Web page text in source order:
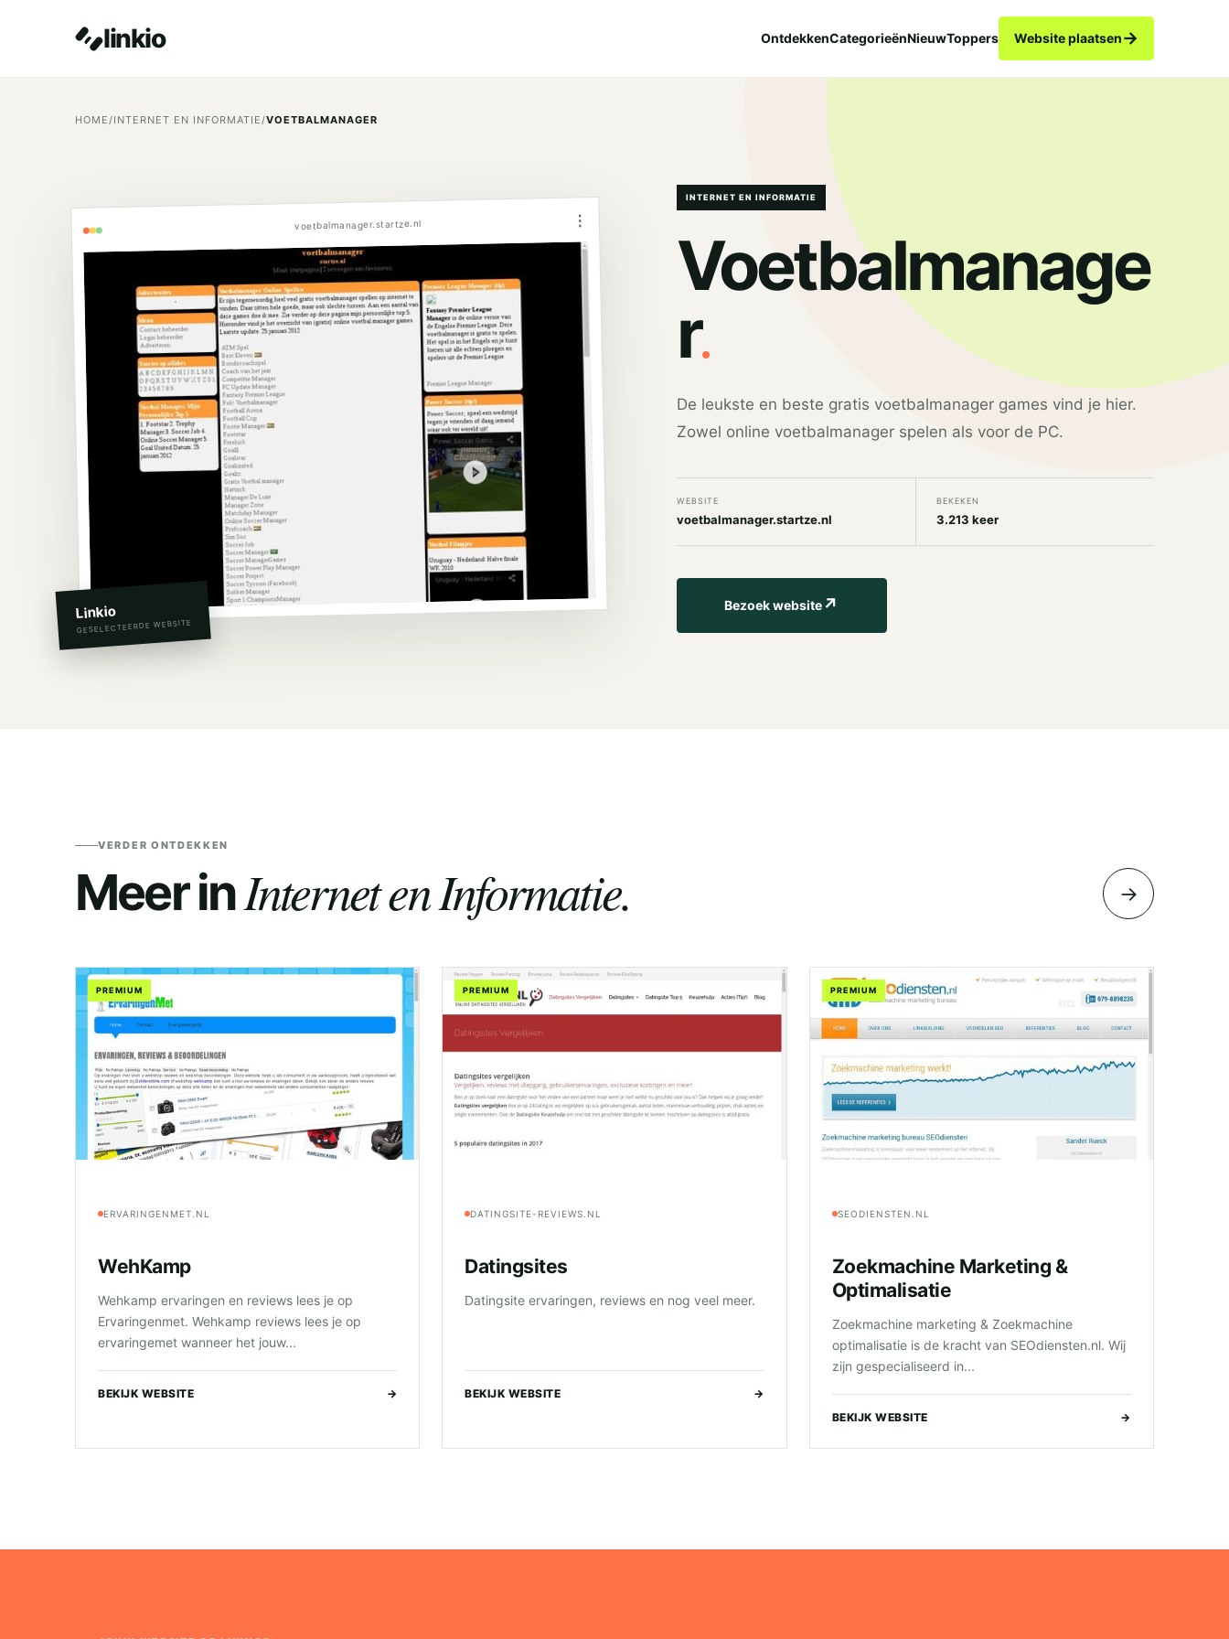
linkio OntdekkenCategorieënNieuwToppers Website plaatsen→
HOME/INTERNET EN INFORMATIE/VOETBALMANAGER
voetbalmanager.startze.nl ⋮
Linkio
GESELECTEERDE WEBSITE
INTERNET EN INFORMATIE
Voetbalmanage
r.
De leukste en beste gratis voetbalmanager games vind je hier.
Zowel online voetbalmanager spelen als voor de PC.
WEBSITE
voetbalmanager.startze.nl
BEKEKEN
3.213 keer
Bezoek website↗
VERDER ONTDEKKEN
Meer inInternet en Informatie. →
PREMIUM
ERVARINGENMET.NL
WehKamp
Wehkamp ervaringen en reviews lees je op
Ervaringenmet. Wehkamp reviews lees je op
ervaringemet wanneer het jouw...
BEKIJK WEBSITE →
PREMIUM
DATINGSITE-REVIEWS.NL
Datingsites
Datingsite ervaringen, reviews en nog veel meer.
BEKIJK WEBSITE →
PREMIUM
SEODIENSTEN.NL
Zoekmachine Marketing &
Optimalisatie
Zoekmachine marketing & Zoekmachine
optimalisatie is de kracht van SEOdiensten.nl. Wij
zijn gespecialiseerd in...
BEKIJK WEBSITE →